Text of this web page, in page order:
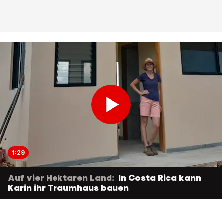
1:29
Auf vier Hektaren Land: In Costa Rica kann
Karin ihr Traumhaus bauen